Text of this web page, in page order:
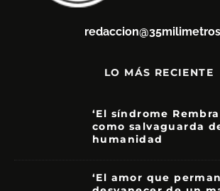
LO MÁS RECIENTE
‘El síndrome
como salvaguarda
humanidad
‘El amor que